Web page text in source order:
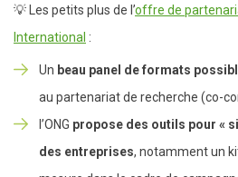
💡 Les petits plus de l’offre de
International :
Un beau panel de formats
au partenariat de recherche (co-
l’ONG propose des outils pour «
des entreprises, notamment un